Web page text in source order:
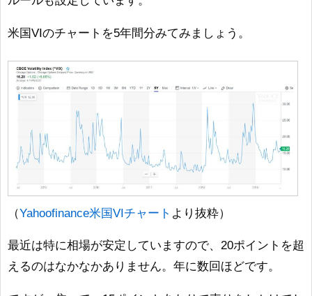
米国VIのチャートを5年間分みてみましょう。
（Yahoofinance米国VIチャート より抜粋）
最近は特に相場が安定していますので、20ポイントを超
えるのはなかなかありません。年に数回ほどです。